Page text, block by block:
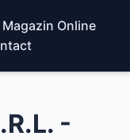
Magazin Online
-